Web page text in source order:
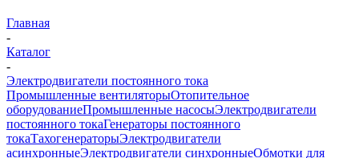
Главная
-
Каталог
-
Электродвигатели постоянного тока
Промышленные вентиляторыОтопительное
оборудованиеПромышленные насосыЭлектродвигатели
постоянного токаГенераторы постоянного
токаТахогенераторыЭлектродвигатели
асинхронныеЭлектродвигатели синхронныеОбмотки для